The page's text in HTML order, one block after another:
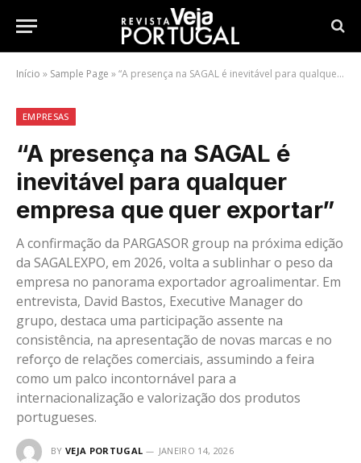
Início » Sample Page »“A presença na SAGAL é inevitável para qualquer empresa que quer exportar”
EMPRESAS
“A presença na SAGAL é
inevitável para qualquer
empresa que quer exportar”
A confirmação da PARGASOR group na próxima edição
da SAGALEXPO, em 2026, volta a sublinhar o peso da
empresa no panorama exportador agroalimentar. Em
entrevista, David Bastos, Executive Manager do
grupo, destaca uma participação assente na
consistência, na apresentação de novas marcas e no
reforço de relações comerciais, assumindo a feira
como um palco incontornável para a
internacionalização e valorização dos produtos
portugueses.
BY VEJA PORTUGAL
JANEIRO 14, 2026